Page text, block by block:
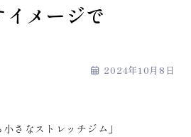
イメージで
2024年10月8日
さなストレッチジム」